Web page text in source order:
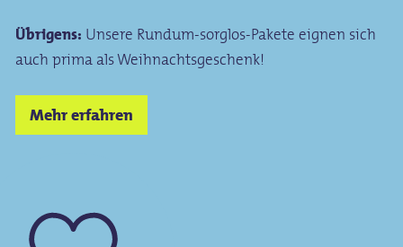
Übrigens: Unsere Rundum-sorglos-Pakete eignen sich
auch prima als Weihnachtsgeschenk!
Mehr erfahren